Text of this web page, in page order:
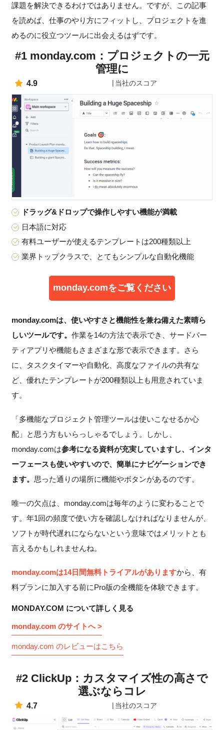
課題を解決できるわけではありません。ですが、この記事
を読めば、仕事のやり方にフィットし、プロジェクトを進
めるのに役立つツールに出会えるはずです。
#1 monday.com：プロジェクトの一元
管理に
4.9 当社のスコア
ドラッグ&ドロップで操作しやすい機能が満載
日本語に対応
有料ユーザーが使えるテンプレートは200種類以上
業界トップクラスで、とてもシンプルな自動化機能
monday.comをご覧ください
monday.comは、使いやすさと機能性を兼ね備えた素晴ら
しいツールです。 作業を14の方法で表示でき、サードパー
ティアプリや機能もさまざまな形で表示できます。さら
に、タスクタイマーや自動化、高度なファイルの共有な
ど、優れたテンプレートが200種類以上も用意されていま
す。
「多機能なプロジェクト管理ツールは使いこなせるか心
配」と思う方もいらっしゃるでしょう。しかし、
monday.comは参考になる資料が充実していますし、インタ
ーフェースも使いやすいので、簡単にナビゲーションでき
ます。 思った通りの場所に機能やボタンがあるのです。
唯一の欠点は、monday.comは毎年のように変わることで
す。年1回の頻度で使い方を確認しなければなりませんが、
ソフトが時代遅れにならないという意味ではメリットとも
言えるかもしれませんね。
monday.comは14日間無料トライアルがありますから、有
料プランに加入する前にPro版の全機能を体験できます。
MONDAY.COM について詳しく見る
monday.com のサイトへ >
monday.com のレビューはこちら
#2 ClickUp：カスタマイズ性の高さで
選ぶならコレ
4.7 当社のスコア